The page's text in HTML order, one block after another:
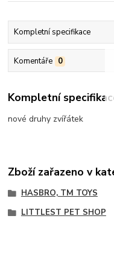
Kompletní specifikace
Komentáře 0
Kompletní
nové druhy zvířátek
Zboží zařazeno v
HASBRO, TM TOYS
LITTLEST PET SHOP